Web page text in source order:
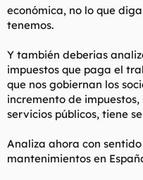
económica, no lo que
tenemos.
Y también deberias
impuestos que paga el
que nos gobiernan los
incremento de
servicios públicos, tiene
Analiza ahora con
mantenimientos en